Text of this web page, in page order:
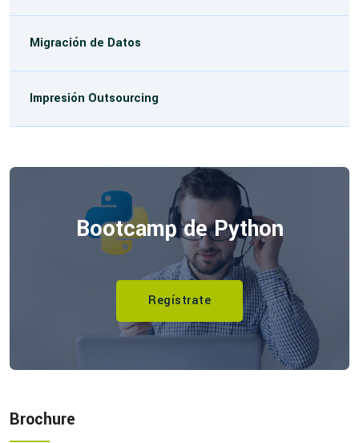
Migración de Datos
Impresión Outsourcing
Bootcamp de Python
Regístrate
Brochure